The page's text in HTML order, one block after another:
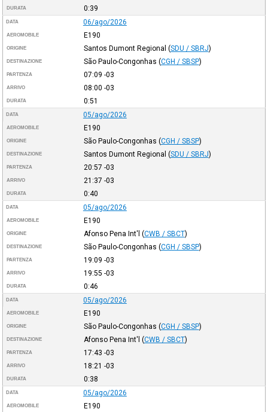
DURATA 0:39
DATA 06/ago/2026
AEROMOBILE E190
ORIGINE Santos Dumont Regional (SDU / SBRJ)
DESTINAZIONE São Paulo-Congonhas (CGH / SBSP)
PARTENZA 07:09 -03
ARRIVO 08:00 -03
DURATA 0:51
DATA 05/ago/2026
AEROMOBILE E190
ORIGINE São Paulo-Congonhas (CGH / SBSP)
DESTINAZIONE Santos Dumont Regional (SDU / SBRJ)
PARTENZA 20:57 -03
ARRIVO 21:37 -03
DURATA 0:40
DATA 05/ago/2026
AEROMOBILE E190
ORIGINE Afonso Pena Int'l (CWB / SBCT)
DESTINAZIONE São Paulo-Congonhas (CGH / SBSP)
PARTENZA 19:09 -03
ARRIVO 19:55 -03
DURATA 0:46
DATA 05/ago/2026
AEROMOBILE E190
ORIGINE São Paulo-Congonhas (CGH / SBSP)
DESTINAZIONE Afonso Pena Int'l (CWB / SBCT)
PARTENZA 17:43 -03
ARRIVO 18:21 -03
DURATA 0:38
DATA 05/ago/2026
AEROMOBILE E190